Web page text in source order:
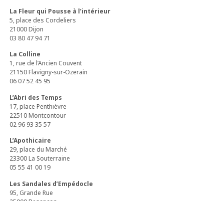
La Fleur qui Pousse à l’intérieur
5, place des Cordeliers
21000 Dijon
03 80 47 94 71
La Colline
1, rue de l’Ancien Couvent
21150 Flavigny-sur-Ozerain
06 07 52 45 95
L’Abri des Temps
17, place Penthièvre
22510 Montcontour
02 96 93 35 57
L’Apothicaire
29, place du Marché
23300 La Souterraine
05 55 41 00 19
Les Sandales d’Empédocle
95, Grande Rue